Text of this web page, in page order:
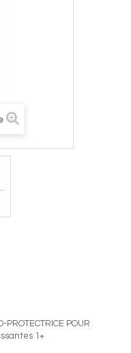
PROTECTRICE POUR
1+